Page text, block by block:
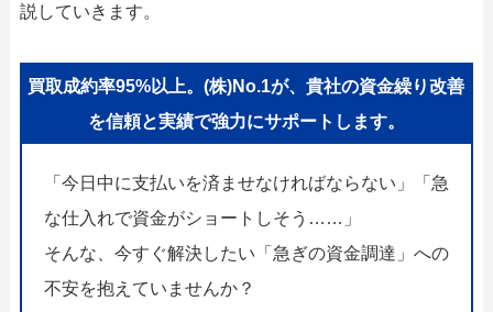
説していきます。
買取成約率95%以上。(株)No.1が、貴社の資金繰り改善
を信頼と実績で強力にサポートします。
「今日中に支払いを済ませなければならない」「急
な仕入れで資金がショートしそう……」
そんな、今すぐ解決したい「急ぎの資金調達」への
不安を抱えていませんか？